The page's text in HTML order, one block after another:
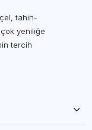
için de
firmalarımız
Düzenli ya
uzun
tahin-
yeniliğe
tercih